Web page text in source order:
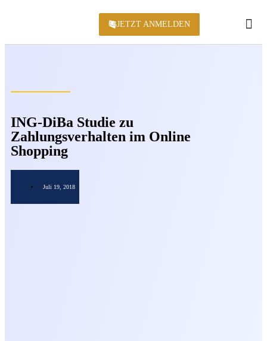
JETZT ANMELDEN
ING-DiBa Studie zu
Zahlungsverhalten im Online
Shopping
Juli 19, 2018